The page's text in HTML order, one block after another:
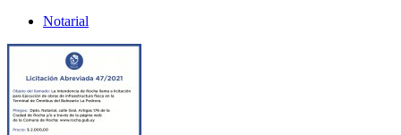
Notarial